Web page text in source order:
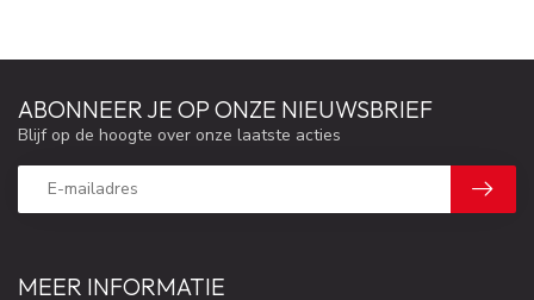
MEER INFORMATIE
ABONNEER JE OP ONZE NIEUWSBRIEF
Blijf op de hoogte over onze laatste acties